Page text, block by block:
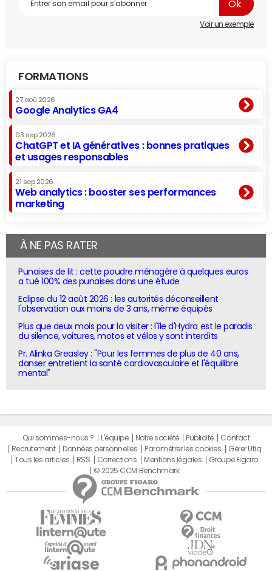
Voir un exemple
FORMATIONS
27 aoû 2026
Google Analytics GA4
03 sep 2026
ChatGPT et IA génératives : bonnes pratiques
et usages responsables
21 sep 2026
Web analytics : booster ses performances
marketing
À NE PAS RATER
Punaises de lit : cette poudre ménagère à quelques euros
a tué 100% des punaises dans une étude
Eclipse du 12 août 2026 : les autorités déconseillent
l'observation aux moins de 3 ans, même équipés
Plus que deux mois pour la visiter : l'île d'Hydra est le paradis
du silence, voitures, motos et vélos y sont interdits
Pr. Alinka Greasley : "Pour les femmes de plus de 40 ans,
danser entretient la santé cardiovasculaire et l'équilibre
mental"
Qui sommes-nous ? L'équipe Notre société Publicité
Contact
Recrutement
Données personnelles Paramétrer les cookies
Gérer Utiq
Tous les articles
RSS Corrections Mentions légales
Groupe Figaro
© 2025 CCM Benchmark